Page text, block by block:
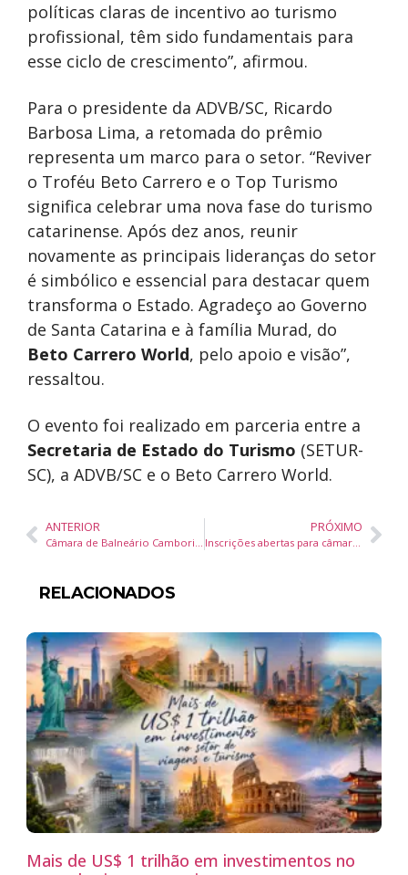
políticas claras de incentivo ao turismo
profissional, têm sido fundamentais para
esse ciclo de crescimento”, afirmou.
Para o presidente da ADVB/SC, Ricardo
Barbosa Lima, a retomada do prêmio
representa um marco para o setor. “Reviver
o Troféu Beto Carrero e o Top Turismo
significa celebrar uma nova fase do turismo
catarinense. Após dez anos, reunir
novamente as principais lideranças do setor
é simbólico e essencial para destacar quem
transforma o Estado. Agradeço ao Governo
de Santa Catarina e à família Murad, do
Beto Carrero World, pelo apoio e visão”,
ressaltou.
O evento foi realizado em parceria entre a
Secretaria de Estado do Turismo (SETUR-
SC), a ADVB/SC e o Beto Carrero World.
ANTERIOR
Câmara de Balneário Camboriú divulga finalistas do 9º Concurso Estudante Cidadão de Desenho e Redação
PRÓXIMO
Inscrições abertas para câmaras e assembleias obterem antenas de transmissão do Programa Brasil Digital
RELACIONADOS
Mais de US$ 1 trilhão em investimentos no